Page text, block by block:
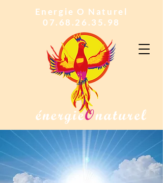
Energie O Naturel
07.68.26.35.98